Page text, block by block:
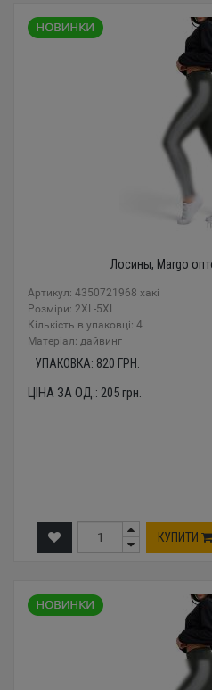
Лосины, Margo
Артикул: 4350721968 хакі
Розміри: 2XL-5XL
Кількість в упаковці: 4
Mатеріал: дайвинг
УПАКОВКА: 820 ГРН.
ЦІНА ЗА ОД.: 205грн.
КУПИТИ